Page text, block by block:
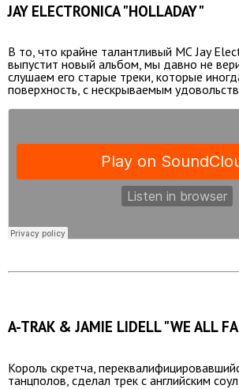
JAY ELECTRONICA "HOLLADAY"
В то, что крайне талантливый МС Jay
выпустит новый альбом, мы давно не
слушаем его старые треки, которые
поверхность, с нескрываемым
A-TRAK & JAMIE LIDELL "WE ALL
Король скретча,
танцполов, сделал трек с английским